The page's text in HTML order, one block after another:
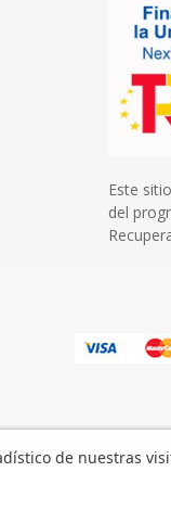
Este
del
de nuestras